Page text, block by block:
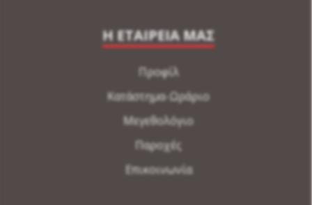
Η ΕΤΑΙΡΕΙΑ ΜΑΣ
Προφίλ
Κατάστημα-Ωράριο
Μεγεθολόγιο
Παροχές
Επικοινωνία